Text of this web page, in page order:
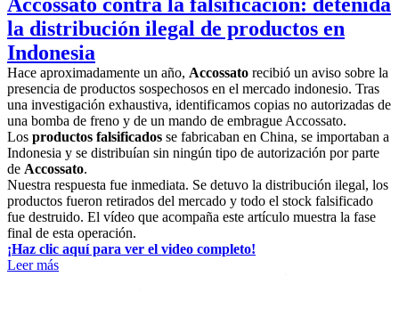
la distribución ilegal de productos en
Indonesia
Hace aproximadamente un año, Accossato recibió un aviso sobre la
presencia de productos sospechosos en el mercado indonesio. Tras
una investigación exhaustiva, identificamos copias no autorizadas de
una bomba de freno y de un mando de embrague Accossato.
Los productos falsificados se fabricaban en China, se importaban a
Indonesia y se distribuían sin ningún tipo de autorización por parte
de Accossato.
Nuestra respuesta fue inmediata. Se detuvo la distribución ilegal, los
productos fueron retirados del mercado y todo el stock falsificado
fue destruido. El vídeo que acompaña este artículo muestra la fase
final de esta operación.
¡Haz clic aquí para ver el video completo!
Leer más